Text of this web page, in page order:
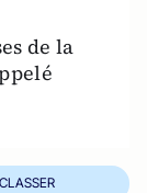
de la
CLASSER